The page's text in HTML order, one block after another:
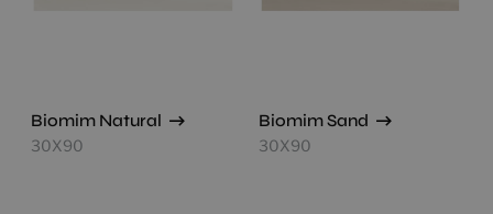
Biomim Natural
30X90
Biomim Sand
30X90